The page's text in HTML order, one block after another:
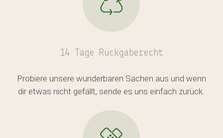
Es befinden sich keine Produkte
GO TO SHOP
14 Tage Rückgaberecht
Probiere unsere wunderbaren Sachen aus und wenn
dir etwas nicht gefällt, sende es uns einfach zurück.